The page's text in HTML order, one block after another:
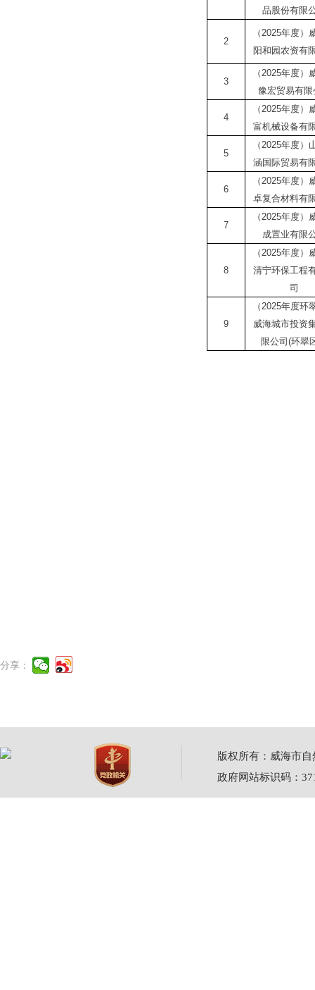
品股份有限
2
（2025年度）
阳和园农资有
3
（2025年度）
豫宏贸易有限
4
（2025年度）
富机械设备有
5
（2025年度）
涵国际贸易有
6
（2025年度）
卓复合材料有
7
（2025年度）
成置业有限
8
（2025年度）
清宁环保工程
司
9
（2025年度环
威海城市投资
限公司 (环翠
分享：
版权所有：威海市
政府网站标识码：